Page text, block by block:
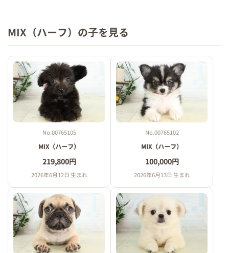
MIX（ハーフ）の子を見る
No.00765105
MIX（ハーフ）
219,800円
2026年6月12日 生まれ
No.00765102
MIX（ハーフ）
100,000円
2026年6月13日 生まれ